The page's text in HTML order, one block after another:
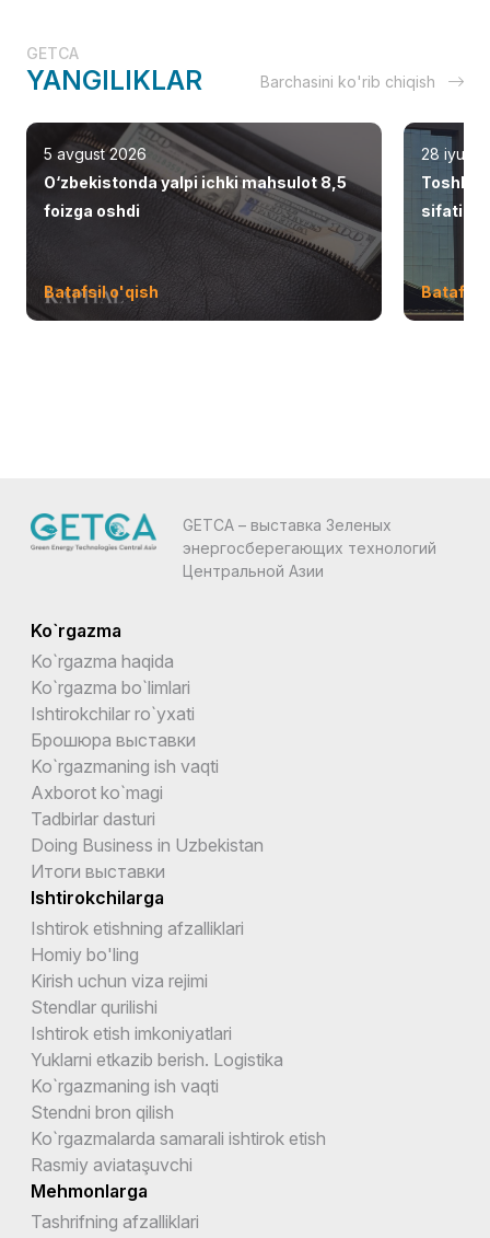
GETCA
YANGILIKLAR Barchasini ko'rib chiqish
5 avgust 2026
O‘zbekistonda yalpi ichki mahsulot 8,5
foizga oshdi
Batafsil o'qish
28 iyul
Batafsil
GETCA – выставка Зеленых
энергосберегающих технологий
Центральной Азии
Ko`rgazma
Ko`rgazma haqida
Ko`rgazma bo`limlari
Ishtirokchilar ro`yxati
Брошюра выставки
Ko`rgazmaning ish vaqti
Axborot ko`magi
Tadbirlar dasturi
Doing Business in Uzbekistan
Итоги выставки
Ishtirokchilarga
Ishtirok etishning afzalliklari
Homiy bo'ling
Kirish uchun viza rejimi
Stendlar qurilishi
Ishtirok etish imkoniyatlari
Yuklarni etkazib berish. Logistika
Ko`rgazmaning ish vaqti
Stendni bron qilish
Ko`rgazmalarda samarali ishtirok etish
Rasmiy aviataşuvchi
Mehmonlarga
Tashrifning afzalliklari